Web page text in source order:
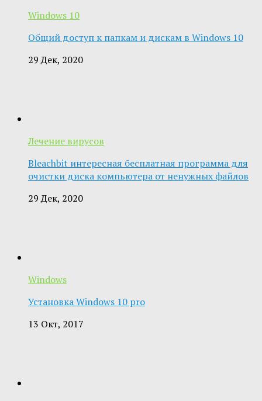
Windows 10
Общий доступ к папкам и дискам в Windows 10
29 Дек, 2020
Лечение вирусов
Bleachbit интересная бесплатная программа для
очистки диска компьютера от ненужных файлов
29 Дек, 2020
Windows
Установка Windows 10 pro
13 Окт, 2017